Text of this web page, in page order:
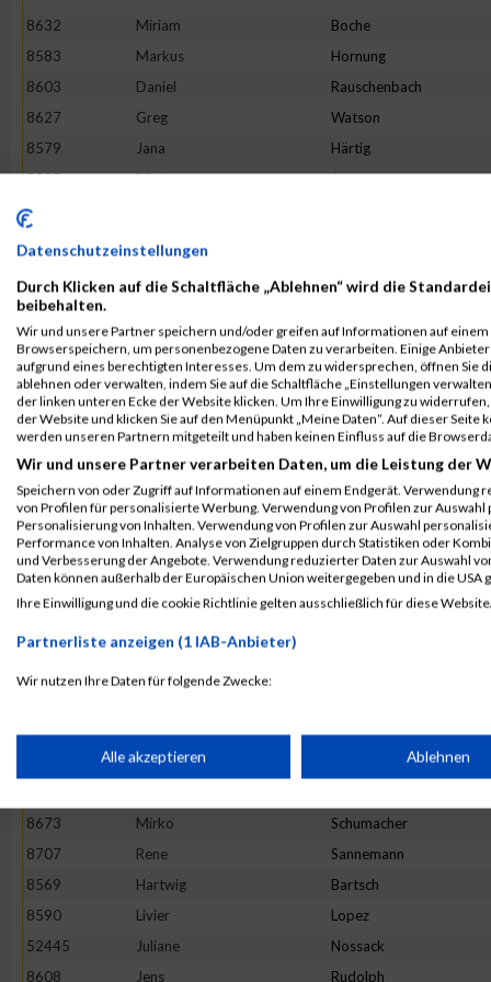
8632
Miriam Boche
8583
Markus Hornung
8603
Daniel Rauschenbach
8627
Greg Watson
8579
Jana Härtig
8585
Marén Junge
8683
8619
8678
Sandra Wiesner
8576
Rizgar Fechner
8708
Ingo Scheffler
8714
Sven Stolte
8578
Martina Gleißberg
8671
Patrizia Scherpinski
8589
Maik Krüger
8612
Sven Scheiwe
8653
Thomas Hinz
8687
Vivien Bayer
8640
Severine
8651
Andy Granzow
Nicole
8673
Mirko Schumacher
8707
Rene Sannemann
8569
Hartwig Bartsch
8590
Livier Lopez
52445
Juliane Nossack
8608
Jens Rudolph
Datenschutzeinstellungen
Durch Klicken auf die Schaltfläche „Ablehnen“ wird die
beibehalten.
Wir und unsere Partner speichern und/oder greifen auf Informationen auf einem
Browserspeichern, um personenbezogene Daten zu verarbeiten. Einige
aufgrund eines berechtigten Interesses. Um dem zu widersprechen, öffnen Sie
ablehnen oder verwalten, indem Sie auf die Schaltfläche „Einstellungen
der linken unteren Ecke der Website klicken. Um Ihre Einwilligung zu
der Website und klicken Sie auf den Menüpunkt „Meine Daten“. Auf dieser
werden unseren Partnern mitgeteilt und haben keinen Einfluss auf die
Wir und unsere Partner verarbeiten Daten, um die Leistung der
Speichern von oder Zugriff auf Informationen auf einem Endgerät. Verwendung
von Profilen für personalisierte Werbung. Verwendung von Profilen zur
Personalisierung von Inhalten. Verwendung von Profilen zur Auswahl
Performance von Inhalten. Analyse von Zielgruppen durch Statistiken oder
und Verbesserung der Angebote. Verwendung reduzierter Daten zur Auswahl
Daten können außerhalb der Europäischen Union weitergegeben und in die USA
Ihre Einwilligung und die cookie Richtlinie gelten ausschließlich für diese
Partnerliste anzeigen (1 IAB-Anbieter)
Wir nutzen Ihre Daten für folgende Zwecke:
Speichern von oder Zugriff auf Informationen auf einem
Verwendung reduzierter Daten zur Auswahl von Werbeanzeigen
Erstellung von Profilen für personalisierte Werbung
Verwendung von Profilen zur Auswahl personalisierter Werbung
Alle akzeptieren Ablehnen